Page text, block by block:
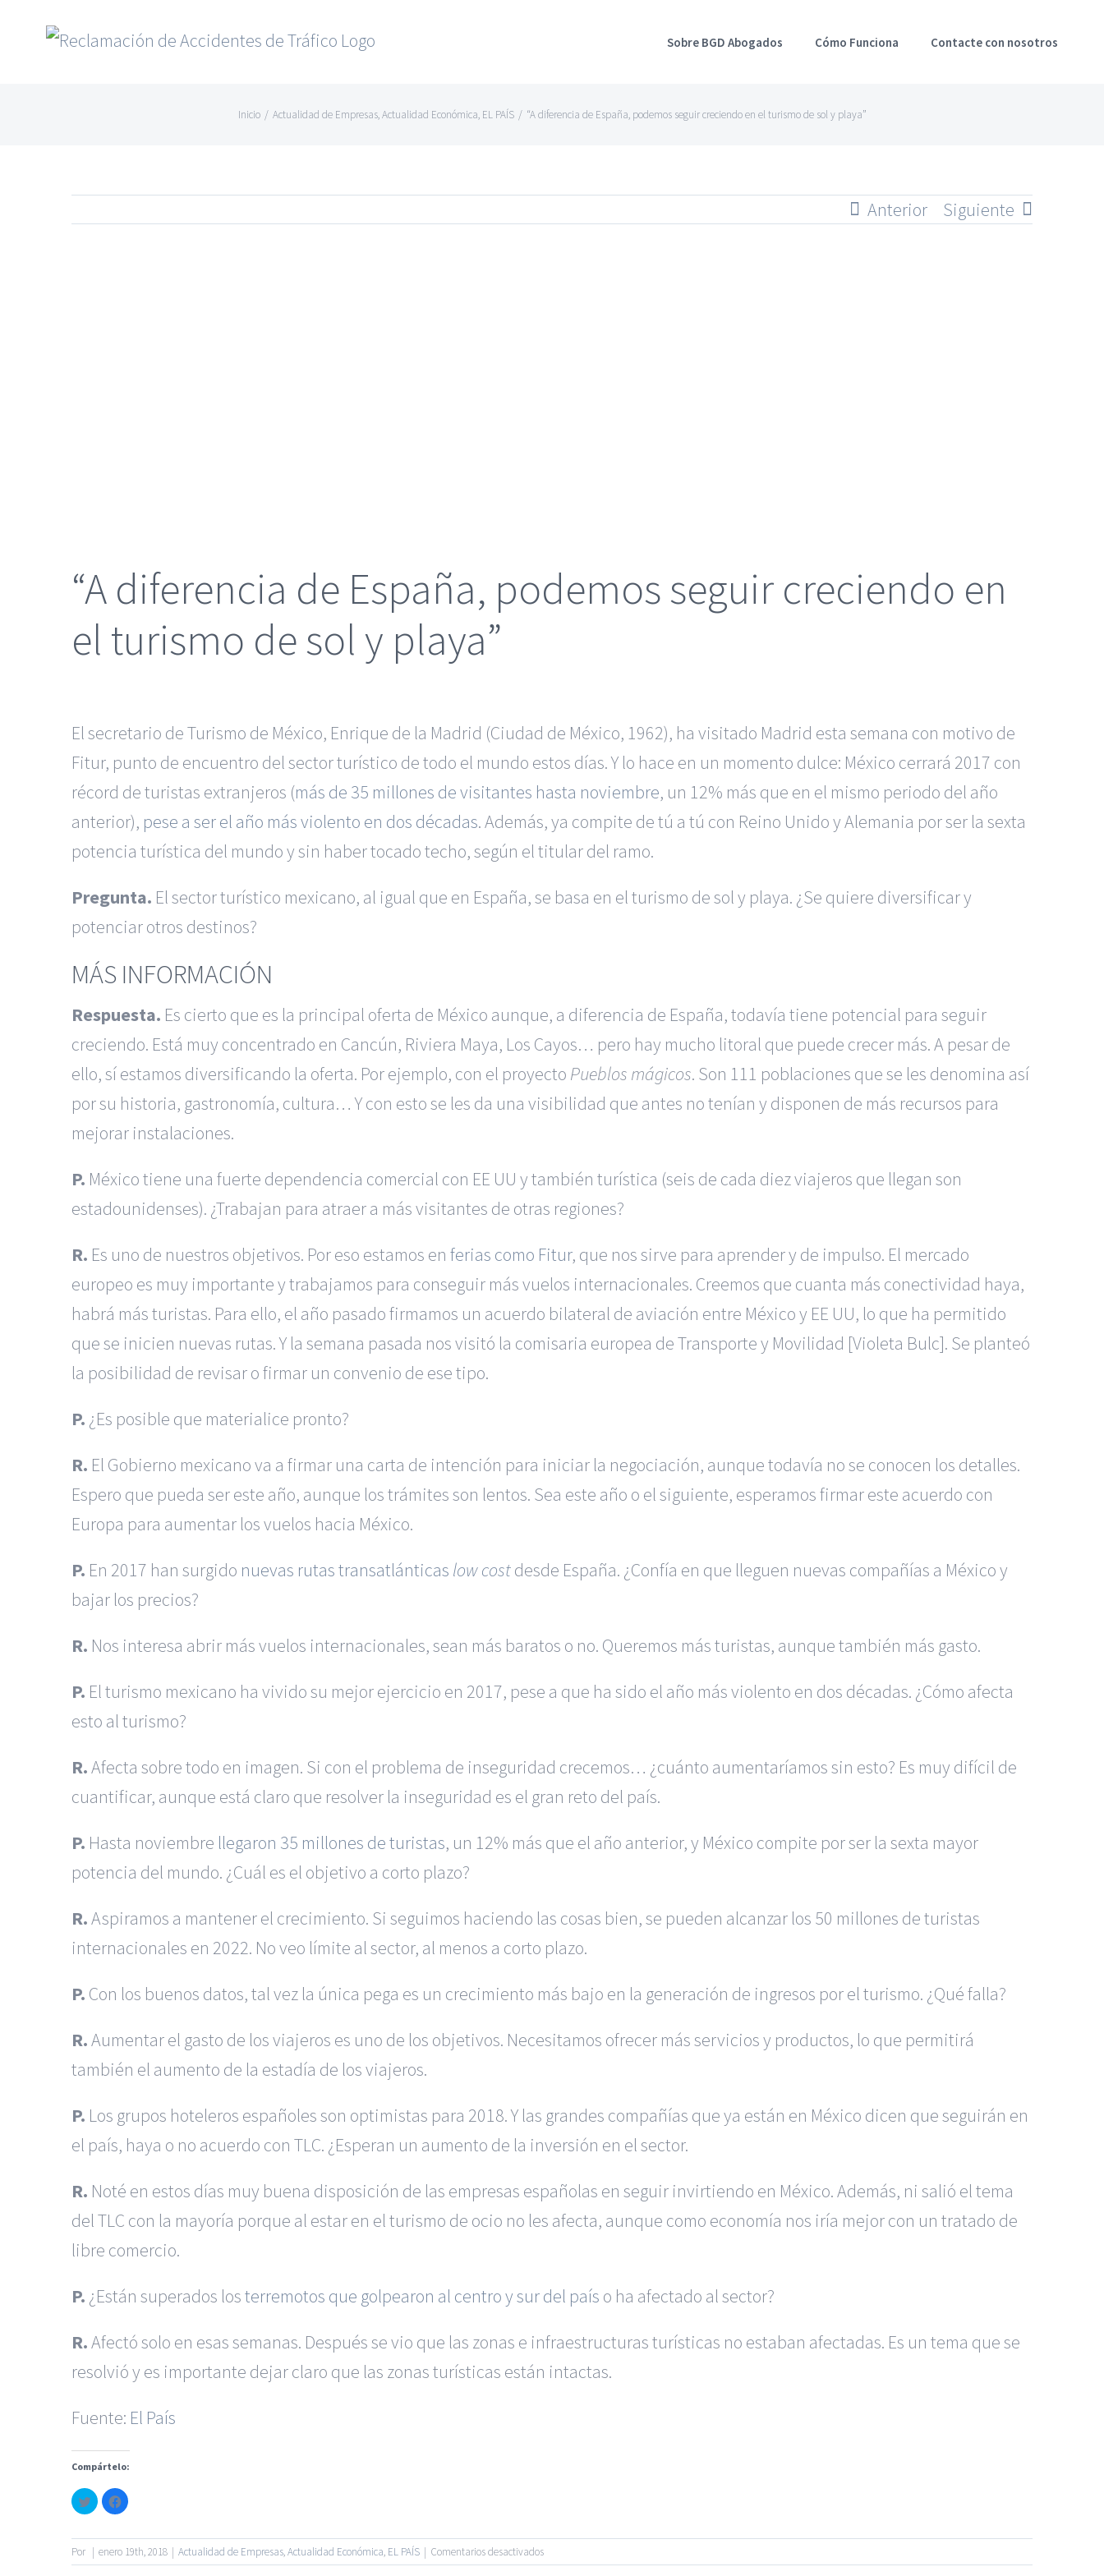
Sobre BGD Abogados Cómo Funciona Contacte con nosotros
Inicio / Actualidad de Empresas,Actualidad Económica, EL PAÍS / “A diferencia de España, podemos seguir creciendo en el turismo de sol y playa”
Anterior Siguiente
“A diferencia de España, podemos seguir creciendo en
el turismo de sol y playa”
El secretario de Turismo de México, Enrique de la Madrid (Ciudad de México, 1962), ha visitado Madrid esta semana con motivo de
Fitur, punto de encuentro del sector turístico de todo el mundo estos días. Y lo hace en un momento dulce: México cerrará 2017 con
récord de turistas extranjeros (más de 35 millones de visitantes hasta noviembre, un 12% más que en el mismo periodo del año
anterior), pese a ser el año más violento en dos décadas. Además, ya compite de tú a tú con Reino Unido y Alemania por ser la sexta
potencia turística del mundo y sin haber tocado techo, según el titular del ramo.
Pregunta. El sector turístico mexicano, al igual que en España, se basa en el turismo de sol y playa. ¿Se quiere diversificar y
potenciar otros destinos?
MÁS INFORMACIÓN
Respuesta. Es cierto que es la principal oferta de México aunque, a diferencia de España, todavía tiene potencial para seguir
creciendo. Está muy concentrado en Cancún, Riviera Maya, Los Cayos… pero hay mucho litoral que puede crecer más. A pesar de
ello, sí estamos diversificando la oferta. Por ejemplo, con el proyecto Pueblos mágicos. Son 111 poblaciones que se les denomina así
por su historia, gastronomía, cultura… Y con esto se les da una visibilidad que antes no tenían y disponen de más recursos para
mejorar instalaciones.
P. México tiene una fuerte dependencia comercial con EE UU y también turística (seis de cada diez viajeros que llegan son
estadounidenses). ¿Trabajan para atraer a más visitantes de otras regiones?
R. Es uno de nuestros objetivos. Por eso estamos en ferias como Fitur, que nos sirve para aprender y de impulso. El mercado
europeo es muy importante y trabajamos para conseguir más vuelos internacionales. Creemos que cuanta más conectividad haya,
habrá más turistas. Para ello, el año pasado firmamos un acuerdo bilateral de aviación entre México y EE UU, lo que ha permitido
que se inicien nuevas rutas. Y la semana pasada nos visitó la comisaria europea de Transporte y Movilidad [Violeta Bulc]. Se planteó
la posibilidad de revisar o firmar un convenio de ese tipo.
P. ¿Es posible que materialice pronto?
R. El Gobierno mexicano va a firmar una carta de intención para iniciar la negociación, aunque todavía no se conocen los detalles.
Espero que pueda ser este año, aunque los trámites son lentos. Sea este año o el siguiente, esperamos firmar este acuerdo con
Europa para aumentar los vuelos hacia México.
P. En 2017 han surgido nuevas rutas transatlánticas low costdesde España. ¿Confía en que lleguen nuevas compañías a México y
bajar los precios?
R. Nos interesa abrir más vuelos internacionales, sean más baratos o no. Queremos más turistas, aunque también más gasto.
P. El turismo mexicano ha vivido su mejor ejercicio en 2017, pese a que ha sido el año más violento en dos décadas. ¿Cómo afecta
esto al turismo?
R.Afecta sobre todo en imagen. Si con el problema de inseguridad crecemos… ¿cuánto aumentaríamos sin esto? Es muy difícil de
cuantificar, aunque está claro que resolver la inseguridad es el gran reto del país.
P. Hasta noviembre llegaron 35 millones de turistas, un 12% más que el año anterior, y México compite por ser la sexta mayor
potencia del mundo. ¿Cuál es el objetivo a corto plazo?
R.Aspiramos a mantener el crecimiento. Si seguimos haciendo las cosas bien, se pueden alcanzar los 50 millones de turistas
internacionales en 2022. No veo límite al sector, al menos a corto plazo.
P. Con los buenos datos, tal vez la única pega es un crecimiento más bajo en la generación de ingresos por el turismo. ¿Qué falla?
R.Aumentar el gasto de los viajeros es uno de los objetivos. Necesitamos ofrecer más servicios y productos, lo que permitirá
también el aumento de la estadía de los viajeros.
P. Los grupos hoteleros españoles son optimistas para 2018. Y las grandes compañías que ya están en México dicen que seguirán en
el país, haya o no acuerdo con TLC. ¿Esperan un aumento de la inversión en el sector.
R. Noté en estos días muy buena disposición de las empresas españolas en seguir invirtiendo en México. Además, ni salió el tema
del TLC con la mayoría porque al estar en el turismo de ocio no les afecta, aunque como economía nos iría mejor con un tratado de
libre comercio.
P. ¿Están superados losterremotos que golpearon al centro y sur del país o ha afectado al sector?
R.Afectó solo en esas semanas. Después se vio que las zonas e infraestructuras turísticas no estaban afectadas. Es un tema que se
resolvió y es importante dejar claro que las zonas turísticas están intactas.
Fuente: El País
Compártelo:
Haz
clic
para
en
Twitter
(Se
abre
Haz
clic
en
Facebook
(Se
abre
Por | enero 19th, 2018 | Actualidad de Empresas,Actualidad Económica, EL PAÍS | Comentarios desactivadosen
“A
FacebookTwitter